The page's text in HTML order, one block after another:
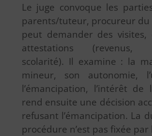
Le juge convoque les
parents/tuteur, procureur du
peut demander des visites,
attestations (revenus,
scolarité). Il examine : la
mineur, son autonomie,
l’émancipation, l’intérêt de
rend ensuite une décision
refusant l’émancipation. La
procédure n’est pas fixée par